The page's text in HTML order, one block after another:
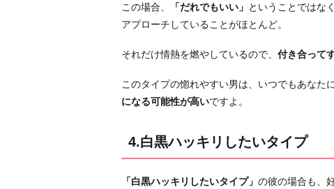
この場合、 「だれでもいい」 ということではなく
アプローチしていることがほとんど。
それだけ情熱を燃やしているので、 付き合って
このタイプの惚れやすい男は、いつでもあなた
になる可能性が高いですよ。
4.白黒ハッキリしたいタイプ
「白黒ハッキリしたいタイプ」 の彼の場合も、